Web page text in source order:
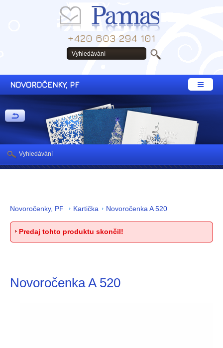
+420 603 294 101
NOVOROČENKY, PF
Novoročenky, PF Kartička Novoročenka A 520
Predaj tohto produktu skončil!
Novoročenka A 520
Vyhledávání